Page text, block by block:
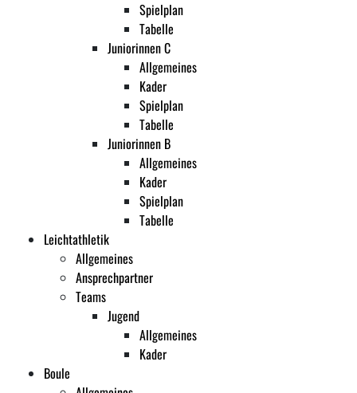
Spielplan
Tabelle
Juniorinnen C
Allgemeines
Kader
Spielplan
Tabelle
Juniorinnen B
Allgemeines
Kader
Spielplan
Tabelle
Leichtathletik
Allgemeines
Ansprechpartner
Teams
Jugend
Allgemeines
Kader
Boule